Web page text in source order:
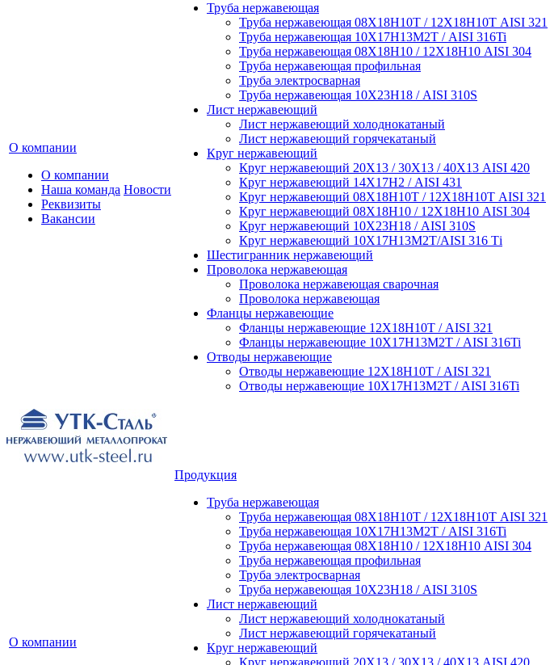
О компании
О компании
Наша команда
Реквизиты
Вакансии
Новости
Труба нержавеющая
Труба нержавеющая 08Х18Н10Т / 12Х18Н10Т AISI 321
Труба нержавеющая 10Х17Н13М2Т / AISI 316Ti
Труба нержавеющая 08Х18Н10 / 12Х18Н10 AISI 304
Труба нержавеющая профильная
Труба электросварная
Труба нержавеющая 10Х23Н18 / AISI 310S
Лист нержавеющий
Лист нержавеющий холоднокатаный
Лист нержавеющий горячекатаный
Круг нержавеющий
Круг нержавеющий 20Х13 / 30Х13 / 40Х13 AISI 420
Круг нержавеющий 14Х17Н2 / AISI 431
Круг нержавеющий 08Х18Н10Т / 12Х18Н10Т AISI 321
Круг нержавеющий 08Х18Н10 / 12Х18Н10 AISI 304
Круг нержавеющий 10Х23Н18 / AISI 310S
Круг нержавеющий 10Х17Н13М2Т/AISI 316 Тi
Шестигранник нержавеющий
Проволока нержавеющая
Проволока нержавеющая сварочная
Проволока нержавеющая
Фланцы нержавеющие
Фланцы нержавеющие 12Х18Н10Т / AISI 321
Фланцы нержавеющие 10Х17Н13М2Т / AISI 316Ti
Отводы нержавеющие
Отводы нержавеющие 12Х18Н10Т / AISI 321
Отводы нержавеющие 10Х17Н13М2Т / AISI 316Ti
О компании
Продукция
Труба нержавеющая
Труба нержавеющая 08Х18Н10Т / 12Х18Н10Т AISI 321
Труба нержавеющая 10Х17Н13М2Т / AISI 316Ti
Труба нержавеющая 08Х18Н10 / 12Х18Н10 AISI 304
Труба нержавеющая профильная
Труба электросварная
Труба нержавеющая 10Х23Н18 / AISI 310S
Лист нержавеющий
Лист нержавеющий холоднокатаный
Лист нержавеющий горячекатаный
Круг нержавеющий
Круг нержавеющий 20Х13 / 30Х13 / 40Х13 AISI 420